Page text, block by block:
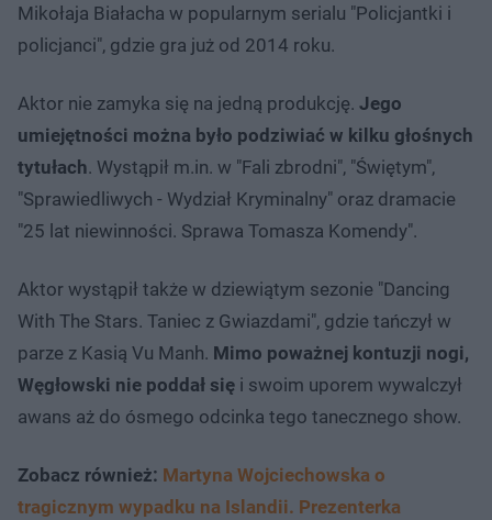
Mikołaja Białacha w popularnym serialu "Policjantki i
policjanci", gdzie gra już od 2014 roku.
Aktor nie zamyka się na jedną produkcję. Jego
umiejętności można było podziwiać w kilku głośnych
tytułach. Wystąpił m.in. w "Fali zbrodni", "Świętym",
"Sprawiedliwych - Wydział Kryminalny" oraz dramacie
"25 lat niewinności. Sprawa Tomasza Komendy".
Aktor wystąpił także w dziewiątym sezonie "Dancing
With The Stars. Taniec z Gwiazdami", gdzie tańczył w
parze z Kasią Vu Manh. Mimo poważnej kontuzji nogi,
Węgłowski nie poddał się i swoim uporem wywalczył
awans aż do ósmego odcinka tego tanecznego show.
Zobacz również: Martyna Wojciechowska o
tragicznym wypadku na Islandii. Prezenterka